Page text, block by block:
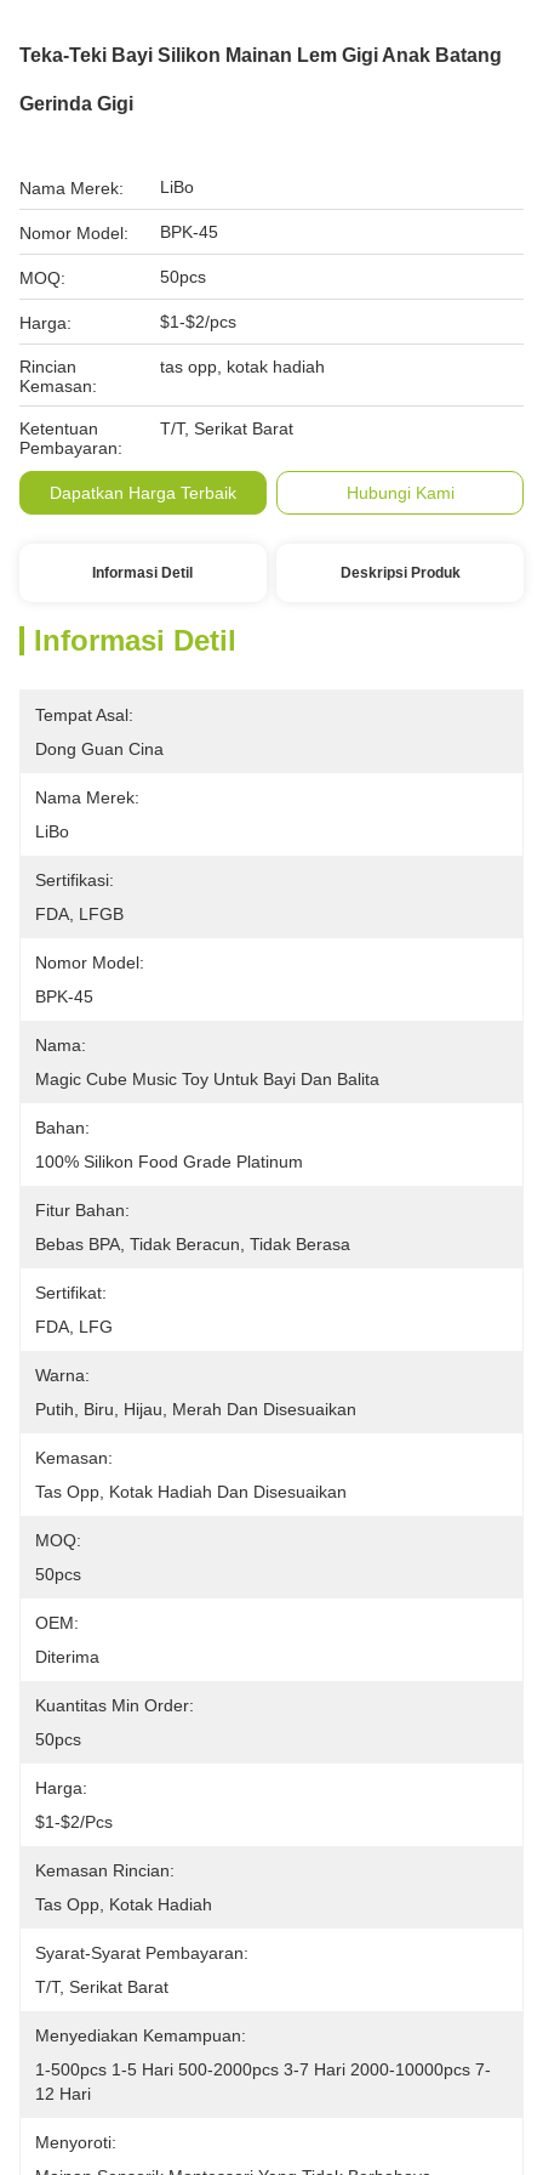
Teka-Teki Bayi Silikon Mainan Lem Gigi Anak Batang
Gerinda Gigi
Nama Merek: LiBo
Nomor Model: BPK-45
MOQ: 50pcs
Harga: $1-$2/pcs
Rincian
Kemasan:
tas opp, kotak hadiah
Ketentuan
Pembayaran:
T/T, Serikat Barat
Dapatkan Harga Terbaik Hubungi Kami
Informasi Detil Deskripsi Produk
Informasi Detil
Tempat Asal:
Dong Guan Cina
Nama Merek:
LiBo
Sertifikasi:
FDA, LFGB
Nomor Model:
BPK-45
Nama:
Magic Cube Music Toy Untuk Bayi Dan Balita
Bahan:
100% Silikon Food Grade Platinum
Fitur Bahan:
Bebas BPA, Tidak Beracun, Tidak Berasa
Sertifikat:
FDA, LFG
Warna:
Putih, Biru, Hijau, Merah Dan Disesuaikan
Kemasan:
Tas Opp, Kotak Hadiah Dan Disesuaikan
MOQ:
50pcs
OEM:
Diterima
Kuantitas Min Order:
50pcs
Harga:
$1-$2/pcs
Kemasan Rincian:
Tas Opp, Kotak Hadiah
Syarat-Syarat Pembayaran:
T/T, Serikat Barat
Menyediakan Kemampuan:
1-500pcs 1-5 Hari 500-2000pcs 3-7 Hari 2000-10000pcs 7-
12 Hari
Menyoroti: